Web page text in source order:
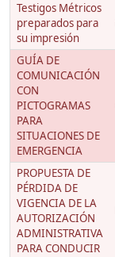
Testigos Métricos
preparados para
su impresión
GUÍA DE
COMUNICACIÓN
CON
PICTOGRAMAS
PARA
SITUACIONES DE
EMERGENCIA
PROPUESTA DE
PÉRDIDA DE
VIGENCIA DE LA
AUTORIZACIÓN
ADMINISTRATIVA
PARA CONDUCIR